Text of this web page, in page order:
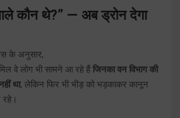
कौन थे?” — अब ड्रोन देगा
के अनुसार,
वे लोग भी सामने आ रहे हैं जिनका वन विभाग की
था, लेकिन फिर भी भीड़ को भड़काकर कानून
रहे।